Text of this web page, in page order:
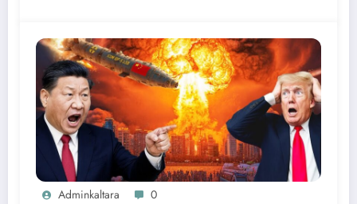
Adminkaltara 0